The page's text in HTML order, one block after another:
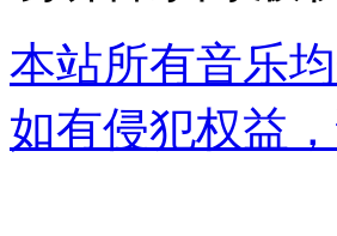
本站所有音乐
如有侵犯权益